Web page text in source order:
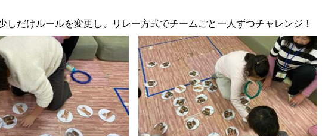
しだけルールを変更し、リレー方式でチームごと一人ずつチャレンジ！